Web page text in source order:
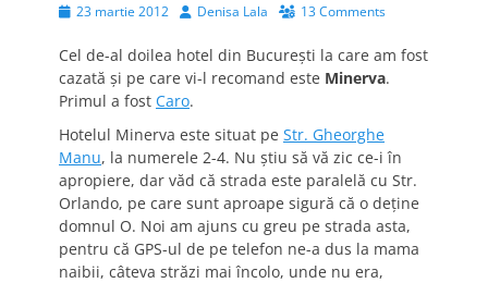
Posted
23 martie 2012 AuthorDenisa Lala 13 Comments
Cel de-al doilea hotel din Bucureşti la care am fost
cazată şi pe care vi-l recomand este Minerva.
Primul a fost Caro.
Hotelul Minerva este situat pe Str. Gheorghe
Manu, la numerele 2-4. Nu ştiu să vă zic ce-i în
apropiere, dar văd că strada este paralelă cu Str.
Orlando, pe care sunt aproape sigură că o deţine
domnul O. Noi am ajuns cu greu pe strada asta,
pentru că GPS-ul de pe telefon ne-a dus la mama
naibii, câteva străzi mai încolo, unde nu era,